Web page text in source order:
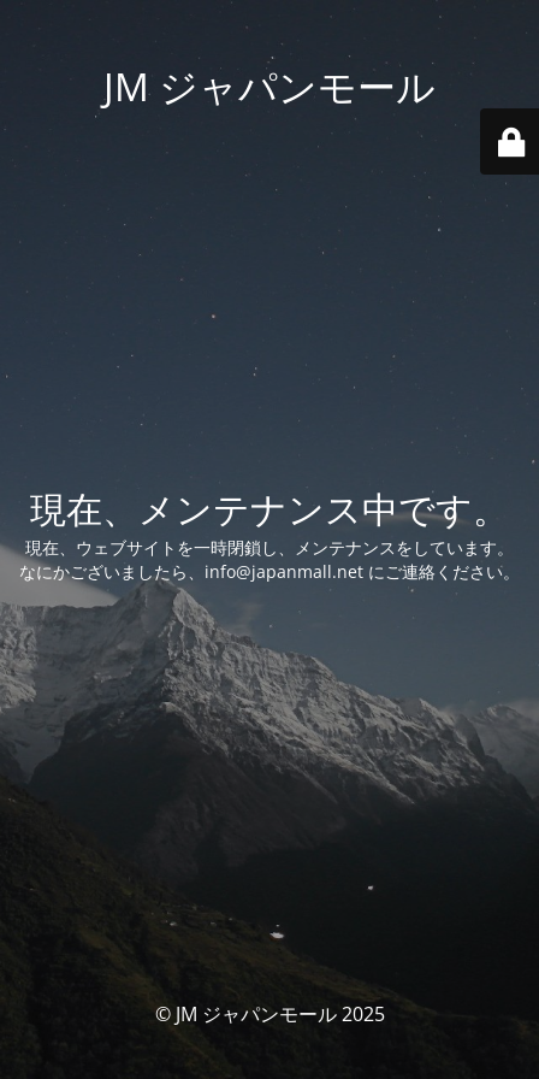
JM ジャパンモール
現在、メンテナンス中です。
現在、ウェブサイトを一時閉鎖し、メンテナンスをしています。
なにかございましたら、info@japanmall.net にご連絡ください。
© JM ジャパンモール 2025